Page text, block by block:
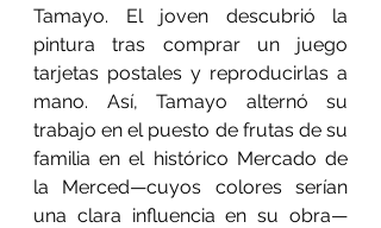
Tamayo. El joven descubrió la
pintura tras comprar un juego
tarjetas postales y reproducirlas a
mano. Así, Tamayo alternó su
trabajo en el puesto de frutas de su
familia en el histórico Mercado de
la Merced—cuyos colores serían
una clara influencia en su obra—